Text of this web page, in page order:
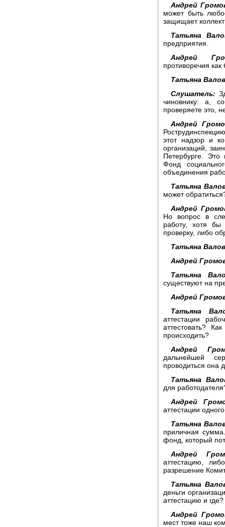
Андрей
может быть
защищает
Татьяна
предприятия.
Андрей
противоречия как
Татьяна
Слушатель:
чиновнику: а,
проверяете это,
Андрей
этот надзор и
организаций,
Петербурге.
Фонд
объединения
Татьяна
может
Андрей
Но вопрос в
работу, хотя бы
проверку, либо
Татьяна
Андрей
Татьяна
существуют на
Андрей
Татьяна
аттестации
аттестовать?
происходить?
Андрей
дальнейшей
проводиться она
Татьяна
для
Андрей
аттестации
Татьяна
приличная
фонд, который
Андрей
аттестацию,
разрешение
Татьяна
деньги
аттестацию и где?
Андрей
мест тоже наш